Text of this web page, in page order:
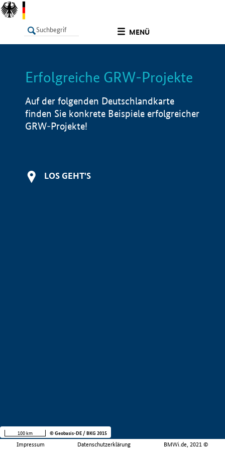
MENÜ
LISTE Info
Erfolgreiche GRW-Projekte
Auf der folgenden Deutschlandkarte
finden Sie konkrete Beispiele erfolgreicher
GRW-Projekte!
LOS GEHT'S
Impressum Datenschutzerklärung BMWi.de, 2021 ©
100 km © Geobasis-DE / BKG 2015